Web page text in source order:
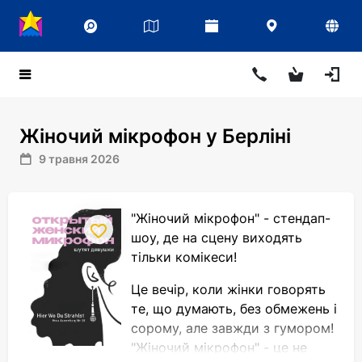
Жіночий мікрофон у Берліні
9 травня 2026
"Жіночий мікрофон" - стендап-
шоу, де на сцену виходять
тільки комікеси!
Це вечір, коли жінки говорять
те, що думають, без обмежень і
сорому, але завжди з гумором!
"Жіночий мікрофон" - це не